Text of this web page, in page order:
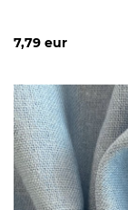
7,79 eur